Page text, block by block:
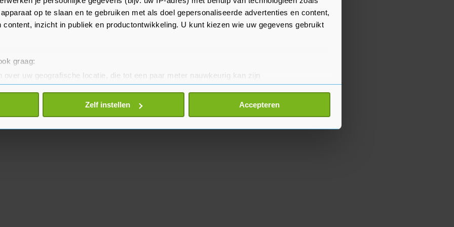
op te slaan en te gebruiken met als doel gepersonaliseerde advertenties en content,
content, inzicht in publiek en productontwikkeling. U kunt kiezen wie uw gegevens gebruikt
graag:
over uw geografische locatie, die tot een paar meter nauwkeurig kan zijn
door het actief te scannen op specifieke eigenschappen (fingerprinting)
gegevens worden verwerkt en stel uw voorkeuren in het
detailgedeelte
of intrekken in de Cookieverklaring.
Zelf instellen Accepteren
van het omroeparchief.